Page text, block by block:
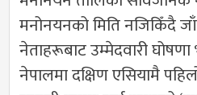
मनोनयनको मिति नजिकिँदै
नेताहरूबाट उम्मेदवारी
नेपालमा दक्षिण एसियामै